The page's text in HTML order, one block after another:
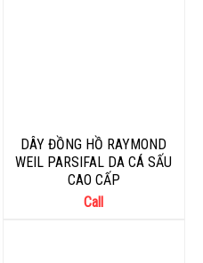
DÂY ĐỒNG HỒ RAYMOND
WEIL PARSIFAL DA CÁ SẤU
CAO CẤP
Call